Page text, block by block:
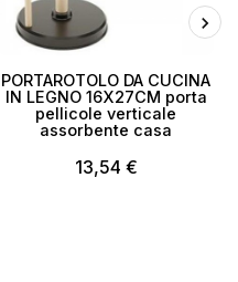
PORTAROTOLO DA CUCINA
IN LEGNO 16X27CM porta
pellicole verticale
assorbente casa
13,54 €